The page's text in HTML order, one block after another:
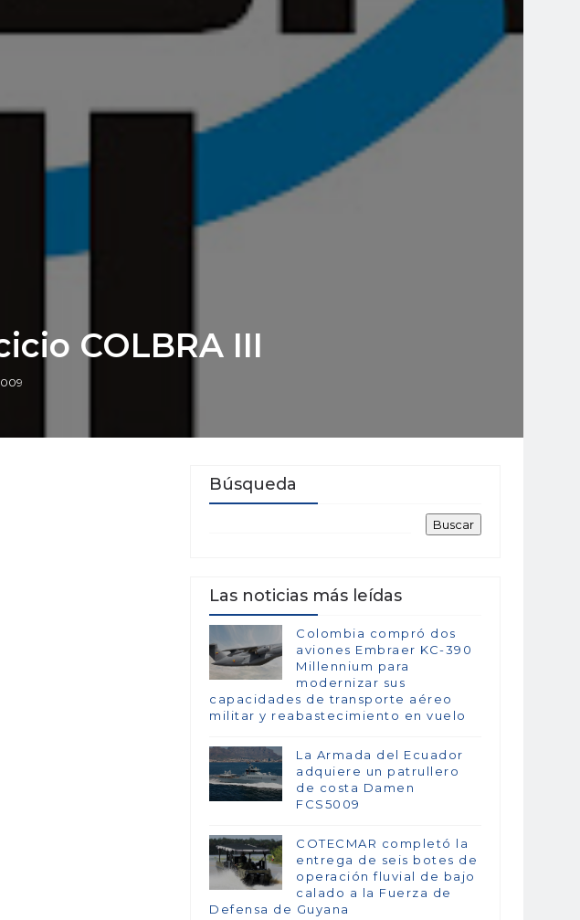
COLBRA III
Búsqueda
Las noticias más leídas
Colombia compró dos
aviones Embraer KC-390
Millennium para
modernizar sus
capacidades de transporte aéreo
militar y reabastecimiento en vuelo
La Armada del Ecuador
adquiere un patrullero
de costa Damen
FCS5009
COTECMAR completó la
entrega de seis botes de
operación fluvial de bajo
calado a la Fuerza de
Defensa de Guyana